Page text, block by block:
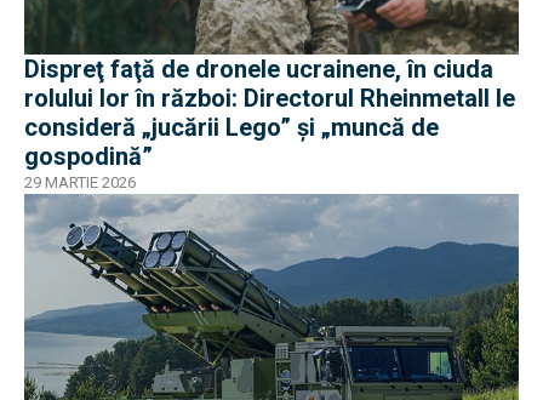
Dispreţ faţă de dronele ucrainene, în ciuda
rolului lor în război: Directorul Rheinmetall le
consideră „jucării Lego” și „muncă de
gospodină”
29 MARTIE 2026